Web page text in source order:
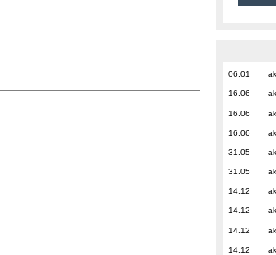
06.01
16.06
16.06
16.06
31.05
31.05
14.12
14.12
14.12
14.12